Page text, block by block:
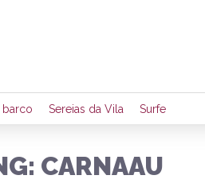
Preencha seus dados para
de eventos e notícias da região.
barco Sereias da Vila Surfe
CARNAAU